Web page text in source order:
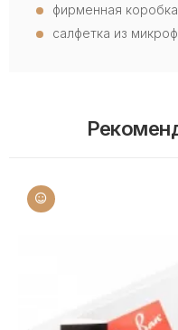
фирменная коробка
салфетка из